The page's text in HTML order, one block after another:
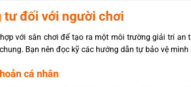
tư đối với người chơi
với sân chơi để tạo ra một môi trường giải trí
Bạn nên đọc kỹ các hướng dẫn tự bảo vệ
cá nhân